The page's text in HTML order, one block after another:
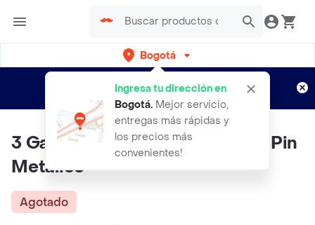
Bogotá
Ingresa tu dirección en
Bogotá. Mejor servicio,
entregas más rápidas y
los precios más
convenientes!
envíos gratis por semanas
Aplican TyC
3 Gatos Always Stay Pawsitive Pin
Metálico
Agotado